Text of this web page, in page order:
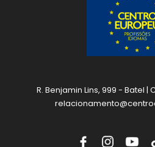
R. Benjamin Lins, 999 - Batel |